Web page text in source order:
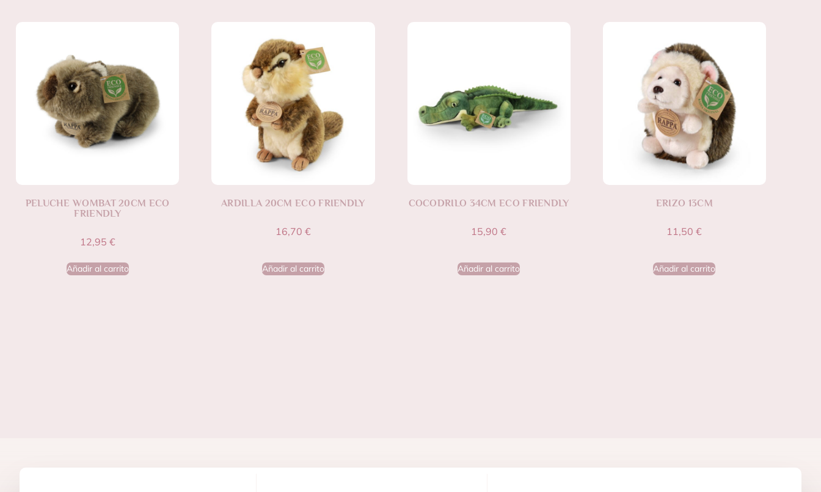
PELUCHE WOMBAT 20CM ECO
FRIENDLY
12,95 €
Añadir al carrito
ARDILLA 20CM ECO FRIENDLY
16,70 €
Añadir al carrito
COCODRILO 34CM ECO FRIENDLY
15,90€
Añadir al carrito
ERIZO 13CM
11,50€
Añadir al carrito